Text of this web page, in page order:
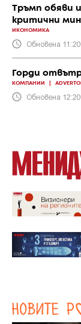
Тръмп обяви
критични
ИКОНОМИКА
Обновена
Горди
КОМПАНИИ
Обновена